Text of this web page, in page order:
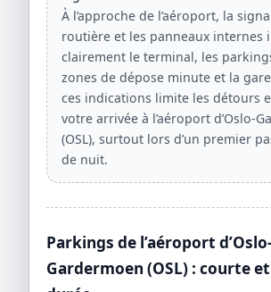
À l’approche de l’aéroport, la
routière et les panneaux internes
clairement le terminal, les
zones de dépose minute et la
ces indications limite les détours
votre arrivée à l’aéroport d’Oslo-
(OSL), surtout lors d’un premier
de nuit.
Parkings de l’aéroport d’Oslo-
Gardermoen (OSL) : courte